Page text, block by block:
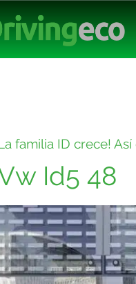
familia ID crece!
Id5 48